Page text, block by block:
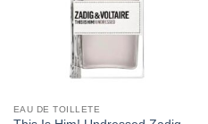
EAU DE TOILLETE